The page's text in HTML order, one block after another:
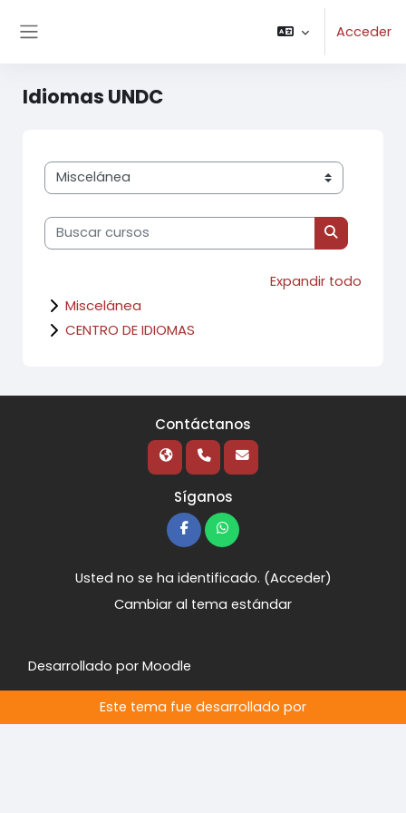
Acceder
Idiomas UNDC
Categorías
Buscar cursos
Buscar
Expandir todo
Miscelánea
CENTRO DE IDIOMAS
Contáctanos
Síganos
Usted no se ha identificado. (Acceder)
Cambiar al tema estándar
Desarrollado por Moodle
Este tema fue desarrollado por